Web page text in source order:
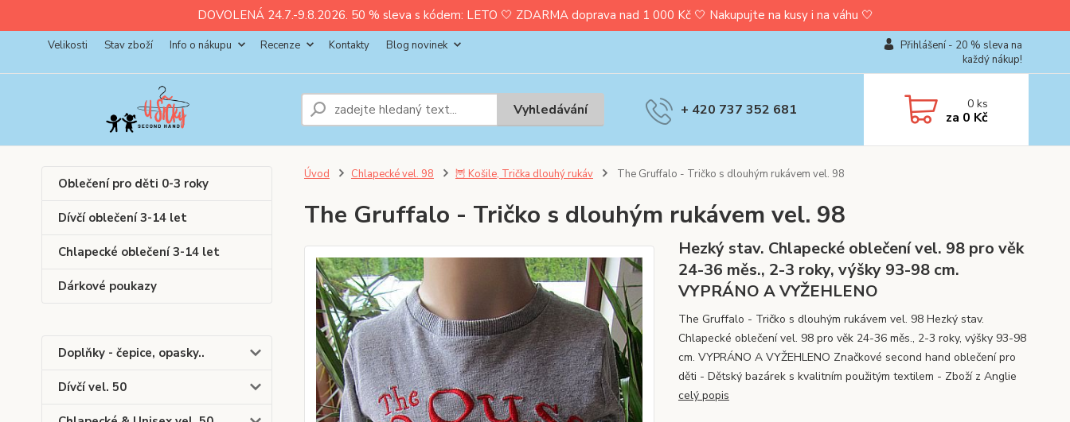
DOVOLENÁ 24.7.-9.8.2026. 50 % sleva s kódem: LETO 🤍 ZDARMA doprava nad 1 000 Kč 🤍 Nakupujte na kusy i na váhu 🤍
Velikosti Stav zboží Info o nákupu Recenze Kontakty Blog novinek
Přihlášení - 20 % sleva na
každý nákup!
Vyhledávání + 420 737 352 681 0ks
za 0 Kč
Oblečení pro děti 0-3 roky
Dívčí oblečení 3-14 let
Chlapecké oblečení 3-14 let
Dárkové poukazy
Doplňky - čepice, opasky..
Dívčí vel. 50
Úvod Chlapecké vel. 98 🦉 Košile, Trička dlouhý rukáv The Gruffalo - Tričko s dlouhým rukávem vel. 98
The Gruffalo - Tričko s dlouhým rukávem vel. 98
Hezký stav. Chlapecké oblečení vel. 98 pro věk
24-36 měs., 2-3 roky, výšky 93-98 cm.
VYPRÁNO A VYŽEHLENO
The Gruffalo - Tričko s dlouhým rukávem vel. 98 Hezký stav.
Chlapecké oblečení vel. 98 pro věk 24-36 měs., 2-3 roky, výšky 93-98
cm. VYPRÁNO A VYŽEHLENO Značkové second hand oblečení pro
děti - Dětský bazárek s kvalitním použitým textilem - Zboží z Anglie
celý popis